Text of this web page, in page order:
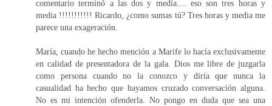
comentario terminó a las dos y media.... eso son tres horas y
media !!!!!!!!!!! Ricardo, ¿como sumas tú? Tres horas y media me
parece una exageración.
María, cuando he hecho mención a Marife lo hacía exclusivamente
en calidad de presentadora de la gala. Dios me libre de juzgarla
como persona cuando no la conozco y diría que nunca la
casualidad ha hecho que hayamos cruzado conversación alguna.
No es mi intención ofenderla. No pongo en duda que sea una